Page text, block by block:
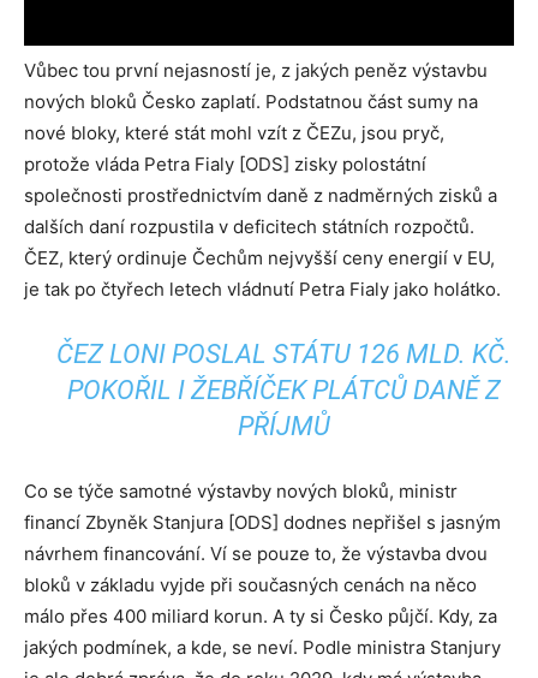
Vůbec tou první nejasností je, z jakých peněz výstavbu
nových bloků Česko zaplatí. Podstatnou část sumy na
nové bloky, které stát mohl vzít z ČEZu, jsou pryč,
protože vláda Petra Fialy [ODS] zisky polostátní
společnosti prostřednictvím daně z nadměrných zisků a
dalších daní rozpustila v deficitech státních rozpočtů.
ČEZ, který ordinuje Čechům nejvyšší ceny energií v EU,
je tak po čtyřech letech vládnutí Petra Fialy jako holátko.
ČEZ LONI POSLAL STÁTU 126 MLD. KČ.
POKOŘIL I ŽEBŘÍČEK PLÁTCŮ DANĚ Z
PŘÍJMŮ
Co se týče samotné výstavby nových bloků, ministr
financí Zbyněk Stanjura [ODS] dodnes nepřišel s jasným
návrhem financování. Ví se pouze to, že výstavba dvou
bloků v základu vyjde při současných cenách na něco
málo přes 400 miliard korun. A ty si Česko půjčí. Kdy, za
jakých podmínek, a kde, se neví. Podle ministra Stanjury